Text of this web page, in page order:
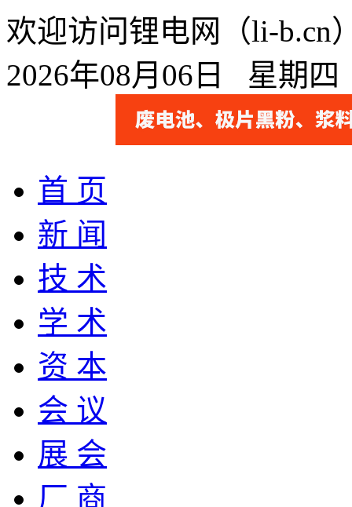
欢迎访问锂电网（li-b.cn
2026年08月06日 星期
首 页
新 闻
技 术
学 术
资 本
会 议
展 会
厂 商